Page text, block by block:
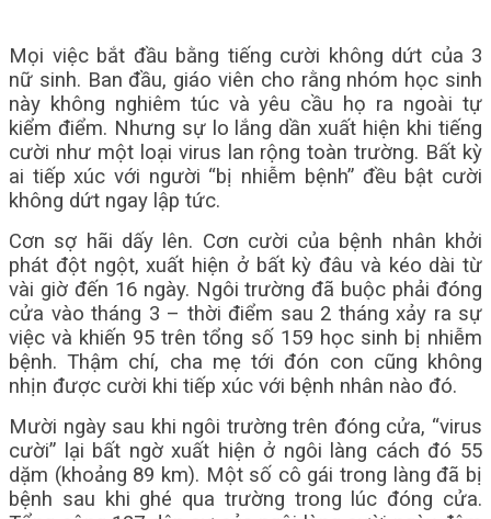
Mọi việc bắt đầu bằng tiếng cười không dứt của 3
nữ sinh. Ban đầu, giáo viên cho rằng nhóm học sinh
này không nghiêm túc và yêu cầu họ ra ngoài tự
kiểm điểm. Nhưng sự lo lắng dần xuất hiện khi tiếng
cười như một loại virus lan rộng toàn trường. Bất kỳ
ai tiếp xúc với người “bị nhiễm bệnh” đều bật cười
không dứt ngay lập tức.
Cơn sợ hãi dấy lên. Cơn cười của bệnh nhân khởi
phát đột ngột, xuất hiện ở bất kỳ đâu và kéo dài từ
vài giờ đến 16 ngày. Ngôi trường đã buộc phải đóng
cửa vào tháng 3 – thời điểm sau 2 tháng xảy ra sự
việc và khiến 95 trên tổng số 159 học sinh bị nhiễm
bệnh. Thậm chí, cha mẹ tới đón con cũng không
nhịn được cười khi tiếp xúc với bệnh nhân nào đó.
Mười ngày sau khi ngôi trường trên đóng cửa, “virus
cười” lại bất ngờ xuất hiện ở ngôi làng cách đó 55
dặm (khoảng 89 km). Một số cô gái trong làng đã bị
bệnh sau khi ghé qua trường trong lúc đóng cửa.